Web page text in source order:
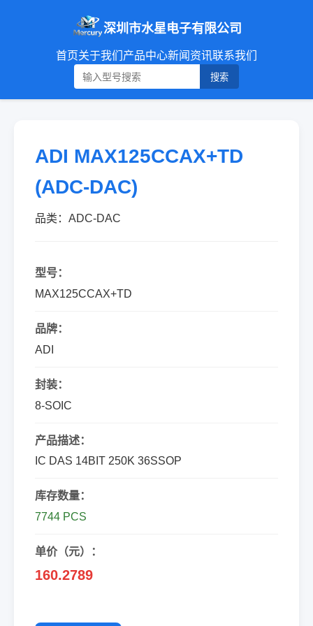
深圳市水星电子有限公司
首页关于我们 产品中心新闻资讯联系我们
搜索
ADI MAX125CCAX+TD
(ADC-DAC)
品类：ADC-DAC
型号：
MAX125CCAX+TD
品牌：
ADI
封装：
8-SOIC
产品描述：
IC DAS 14BIT 250K 36SSOP
库存数量：
7744 PCS
单价（元）：
160.2789